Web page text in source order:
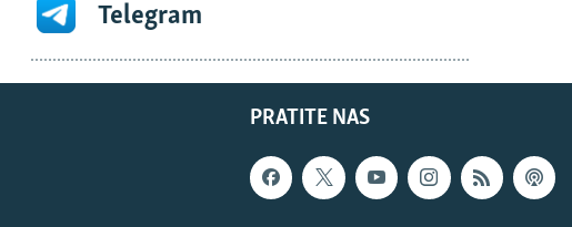
Telegram
PRATITE NAS